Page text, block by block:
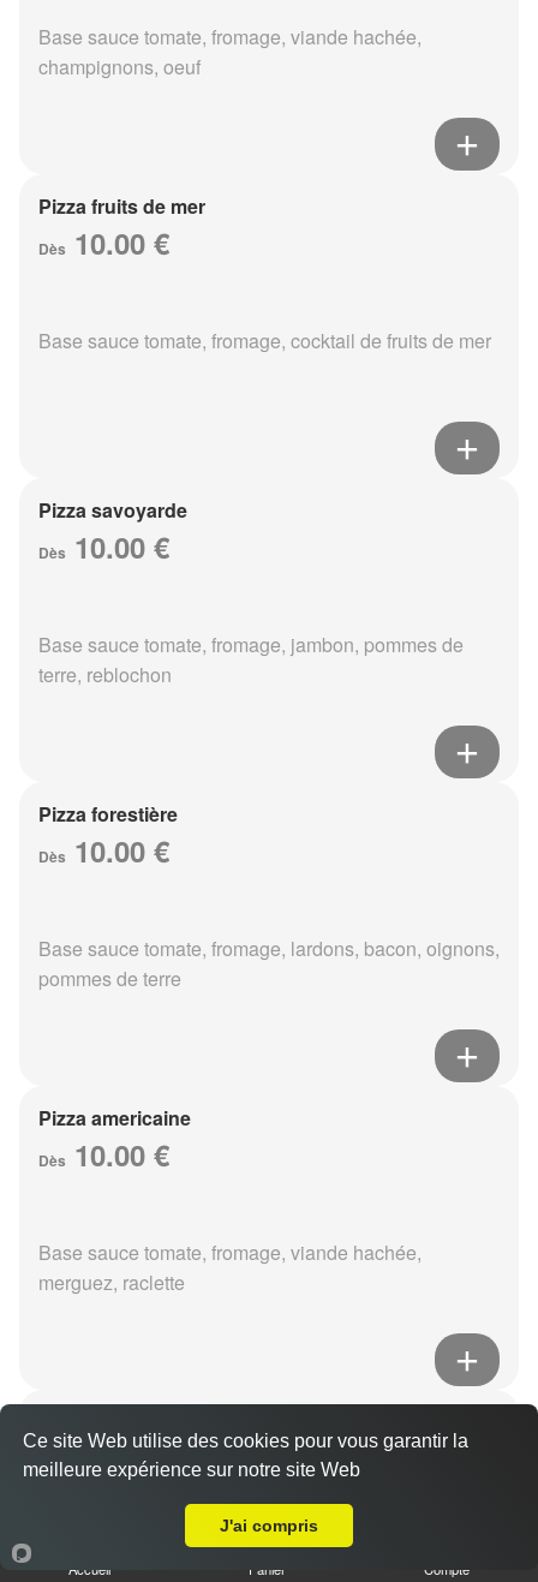
Base sauce tomate, fromage, viande hachée,
champignons, oeuf
Pizza fruits de mer
Dès 10.00 €
Base sauce tomate, fromage, cocktail de fruits de mer
Pizza savoyarde
Dès 10.00 €
Base sauce tomate, fromage, jambon, pommes de
terre, reblochon
Pizza forestière
Dès 10.00 €
Base sauce tomate, fromage, lardons, bacon, oignons,
pommes de terre
Pizza americaine
Dès 10.00 €
Base sauce tomate, fromage, viande hachée,
merguez, raclette
Dès10.00 €
Base sauce tomate, fromage, viande hachée, boursin,
Accueil Panier Compte
Ce site Web utilise des cookies pour vous garantir la
meilleure expérience sur notre site Web
J'ai compris